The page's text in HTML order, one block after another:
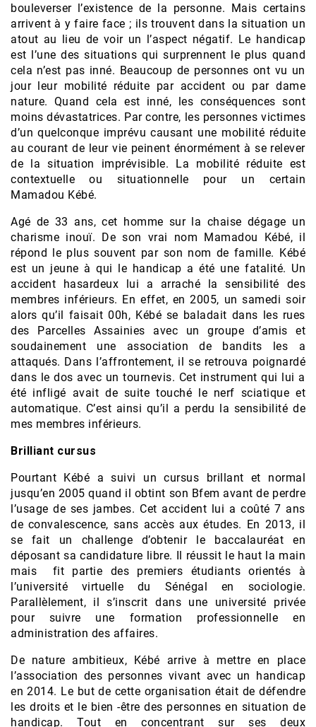
bouleverser l’existence de la personne. Mais certains
arrivent à y faire face ; ils trouvent dans la situation un
atout au lieu de voir un l’aspect négatif. Le handicap
est l’une des situations qui surprennent le plus quand
cela n’est pas inné. Beaucoup de personnes ont vu un
jour leur mobilité réduite par accident ou par dame
nature. Quand cela est inné, les conséquences sont
moins dévastatrices. Par contre, les personnes victimes
d’un quelconque imprévu causant une mobilité réduite
au courant de leur vie peinent énormément à se relever
de la situation imprévisible. La mobilité réduite est
contextuelle ou situationnelle pour un certain
Mamadou Kébé.
Agé de 33 ans, cet homme sur la chaise dégage un
charisme inouï. De son vrai nom Mamadou Kébé, il
répond le plus souvent par son nom de famille. Kébé
est un jeune à qui le handicap a été une fatalité. Un
accident hasardeux lui a arraché la sensibilité des
membres inférieurs. En effet, en 2005, un samedi soir
alors qu’il faisait 00h, Kébé se baladait dans les rues
des Parcelles Assainies avec un groupe d’amis et
soudainement une association de bandits les a
attaqués. Dans l’affrontement, il se retrouva poignardé
dans le dos avec un tournevis. Cet instrument qui lui a
été infligé avait de suite touché le nerf sciatique et
automatique. C’est ainsi qu’il a perdu la sensibilité de
mes membres inférieurs.
Brilliant cursus
Pourtant Kébé a suivi un cursus brillant et normal
jusqu’en 2005 quand il obtint son Bfem avant de perdre
l’usage de ses jambes. Cet accident lui a coûté 7 ans
de convalescence, sans accès aux études. En 2013, il
se fait un challenge d’obtenir le baccalauréat en
déposant sa candidature libre. Il réussit le haut la main
mais fit partie des premiers étudiants orientés à
l’université virtuelle du Sénégal en sociologie.
Parallèlement, il s’inscrit dans une université privée
pour suivre une formation professionnelle en
administration des affaires.
De nature ambitieux, Kébé arrive à mettre en place
l’association des personnes vivant avec un handicap
en 2014. Le but de cette organisation était de défendre
les droits et le bien -être des personnes en situation de
handicap. Tout en concentrant sur ses deux